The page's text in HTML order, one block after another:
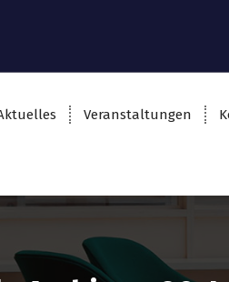
Veranstaltungen